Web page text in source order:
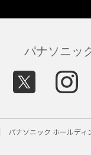
パナソニッ
パナソニック ホールディ